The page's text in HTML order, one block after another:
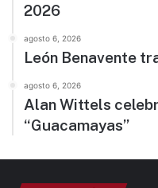
2026
agosto 6, 2026
León Benavente
agosto 6, 2026
Alan Wittels
“Guacamayas”